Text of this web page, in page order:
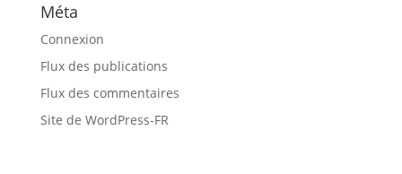
Méta
Connexion
Flux des publications
Flux des commentaires
Site de WordPress-FR